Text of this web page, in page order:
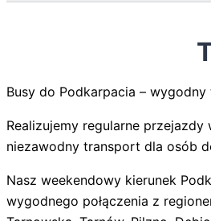
Busy do Podkarpacia –
Realizujemy regularne
niezawodny transport dla osób
Nasz weekendowy kierunek
wygodnego połączenia z